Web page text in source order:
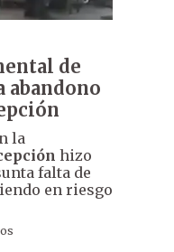
de
la
hizo
falta de
en riesgo